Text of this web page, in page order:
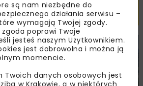
artykuły
KOLEJ WIADOMOŚCI INWESTYCJE
są nam niezbędne do
działania serwisu –
wymagają Twojej zgody.
poprawi Twoje
jesteś naszym Użytkownikiem.
jest dobrowolna i można ją
momencie.
Twoich danych osobowych jest
w Krakowie, a w niektórych